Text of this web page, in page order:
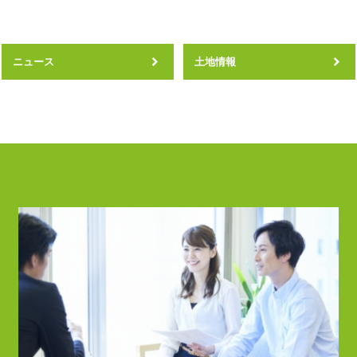
ニュース 土地情報